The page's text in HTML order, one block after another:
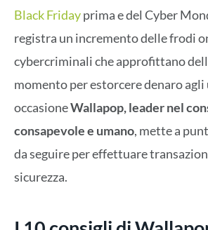
Black Fridayprima e del Cyber
registra un incremento delle frodi
cybercriminali che approfittano
momento per estorcere denaro
occasioneWallapop, leader nel
consapevole e umano, mette a
da seguire per effettuare
sicurezza.